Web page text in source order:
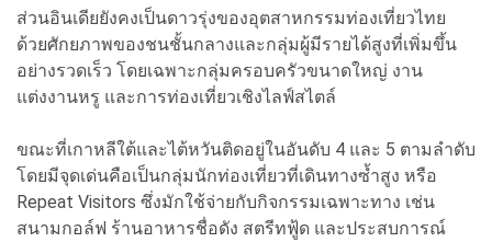
ส่วนอินเดียยังคงเป็นดาวรุ่งของอุตสาหกรรมท่องเที่ยวไทย
ด้วยศักยภาพของชนชั้นกลางและกลุ่มผู้มีรายได้สูงที่เพิ่มขึ้น
อย่างรวดเร็ว โดยเฉพาะกลุ่มครอบครัวขนาดใหญ่ งาน
แต่งงานหรู และการท่องเที่ยวเชิงไลฟ์สไตล์
ขณะที่เกาหลีใต้และไต้หวันติดอยู่ในอันดับ 4 และ 5 ตามลำดับ
โดยมีจุดเด่นคือเป็นกลุ่มนักท่องเที่ยวที่เดินทางซ้ำสูง หรือ
Repeat Visitors ซึ่งมักใช้จ่ายกับกิจกรรมเฉพาะทาง เช่น
สนามกอล์ฟ ร้านอาหารชื่อดัง สตรีทฟู้ด และประสบการณ์